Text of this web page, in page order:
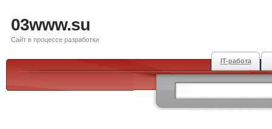
03www.su
Сайт в процессе разработки
IT-работа